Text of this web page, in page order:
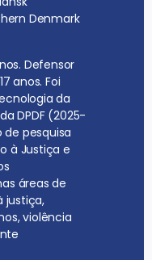
Denmark
Defensor
anos. Foi
da
DPDF (2025-
pesquisa
à Justiça e
áreas de
justiça,
violência